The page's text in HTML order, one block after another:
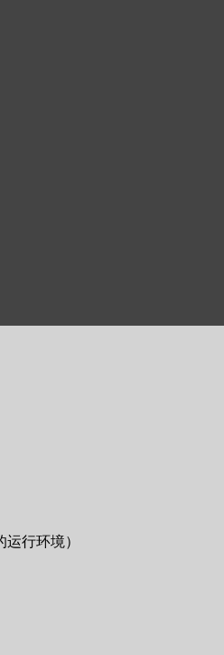
行环境）